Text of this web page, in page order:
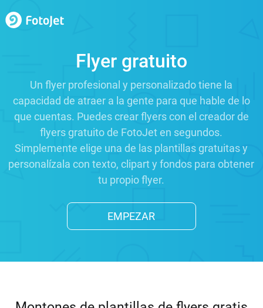
Flyer gratuito
Un flyer profesional y personalizado tiene la
capacidad de atraer a la gente para que hable de lo
que cuentas. Puedes crear flyers con el creador de
flyers gratuito de FotoJet en segundos.
Simplemente elige una de las plantillas gratuitas y
personalízala con texto, clipart y fondos para obtener
tu propio flyer.
EMPEZAR